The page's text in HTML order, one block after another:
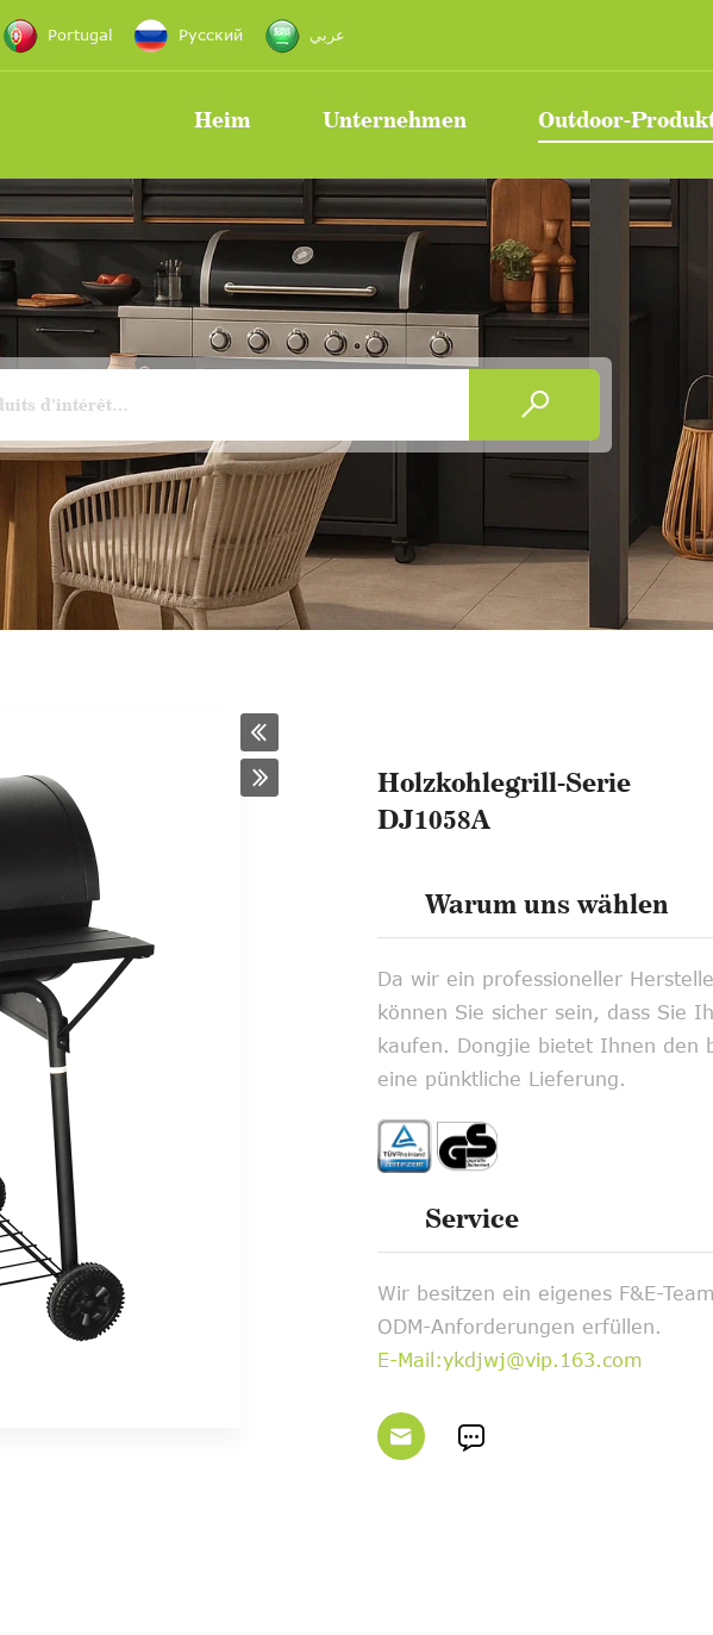
Portugal Русский عربي
Heim Unternehmen Outdoor-
Holzkohlegrill-Serie
DJ1058A
Warum uns wählen
Da wir ein professioneller
können Sie sicher sein, dass Sie
kaufen. Dongjie bietet Ihnen den
eine pünktliche Lieferung.
Service
Wir besitzen ein eigenes F&E-
ODM-Anforderungen erfüllen.
E-Mail:ykdjwj@vip.163.com
 